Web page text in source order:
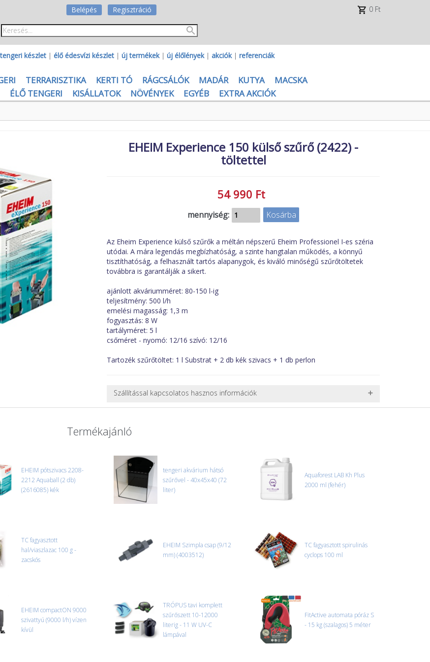
Belépés Regisztráció 0 Ft
készlet | élő édesvízi készlet | új termékek| új élőlények| akciók| referenciák
TERRARISZTIKA KERTI TÓ RÁGCSÁLÓK MADÁR KUTYA
MACSKA
ÉLŐ TENGERI KISÁLLATOK NÖVÉNYEK EGYÉB EXTRA AKCIÓK
EHEIM Experience 150 külső szűrő (2422) -
töltettel
54 990 Ft
mennyiség:
Az Eheim Experience külső szűrők a méltán népszerű Eheim Professionel I-es széria
utódai. A mára legendás megbízhatóság, a szinte hangtalan működés, a könnyű
tisztíthatóság, a felhasznált tartós alapanygok, és kiváló minőségű szűrőtöltetek
továbbra is garantálják a sikert.
ajánlott akváriumméret: 80-150 l-ig
teljesítmény: 500 l/h
emelési magasság: 1,3 m
fogyasztás: 8 W
tartályméret: 5 l
csőméret - nyomó: 12/16 szívó: 12/16
Tartozék szűrőtöltet: 1 l Substrat + 2 db kék szivacs + 1 db perlon
Szállítással kapcsolatos hasznos információk
nagy vagy nehéz termékeknél (pl. nagy akváriumok, bútorok, stb.) egyedi szállítási
ajánlatot adunk.
oldjuk meg. Minden rendelés egyedi, úgyhogy előre egyeztetni kell mindenképpen.
CSOMAG ÁTVÉTELE
Amennyiben a csomag átvételekor sérülést, folyadékot vagy bármi rendellenességet
tapasztal, a kibontás és az átvétel előtt jegyzőkönyvet kell felvenni a futárral. A sérült
Termékajánló
EHEIM pótszivacs 2208-
2212 Aquaball (2 db)
(2616085) kék
tengeri akvárium hátsó
szűrővel - 40x45x40 (72
liter)
Aquaforest LAB Kh Plus
2000 ml (fehér)
TC fagyasztott
hal/viaszlazac 100 g -
zacskós
EHEIM Szimpla csap (9/12
mm) (4003512)
TC fagyasztott spirulinás
cyclops 100 ml
EHEIM compactON 9000
szivattyú (9000 l/h) vízen
kívül
TRÓPUS tavi komplett
szűrőszett 10-12000
literig - 11 W UV-C
lámpával
FitActive automata póráz S
- 15 kg (szalagos) 5 méter